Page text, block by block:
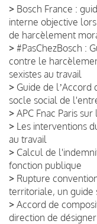
> Bosch France :
interne objective
de harcèlement
> #PasChezBosch :
contre le
sexistes au travail
> Guide de
socle social de
> APC Fnac Paris
> Les interventions
au travail
> Calcul de
fonction publique
> Rupture
territoriale, un guide
> Accord de
direction de